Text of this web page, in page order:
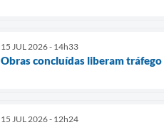
15 JUL 2026 - 14h33
Obras concluídas liberam
15 JUL 2026 - 12h24